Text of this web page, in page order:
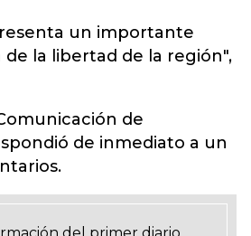
un importante
de la libertad de la región",
de
de inmediato a un